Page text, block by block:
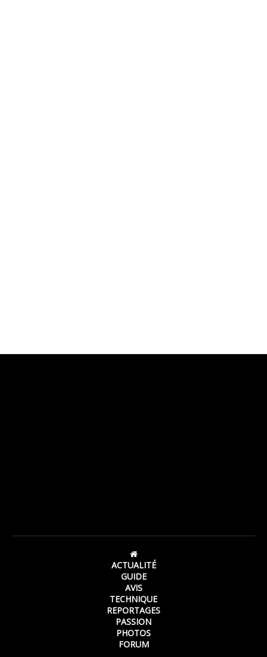
ACTUALITÉ
GUIDE
AVIS
TECHNIQUE
REPORTAGES
PASSION
PHOTOS
FORUM